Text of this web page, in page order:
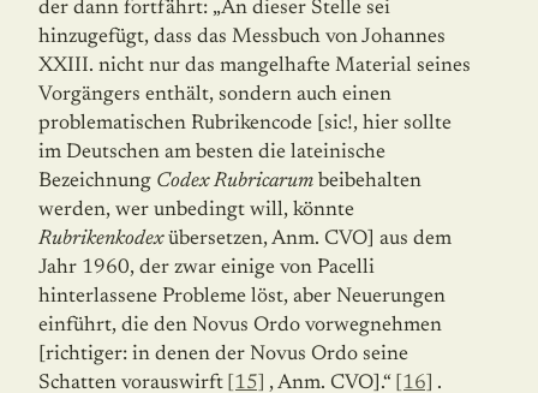
der dann fortfährt: „An dieser Stelle sei
hinzugefügt, dass das Messbuch von Johannes
XXIII. nicht nur das mangelhafte Material seines
Vorgängers enthält, sondern auch einen
problematischen Rubrikencode [sic!, hier sollte
im Deutschen am besten die lateinische
Bezeichnung Codex Rubricarum beibehalten
werden, wer unbedingt will, könnte
Rubrikenkodexübersetzen, Anm. CVO] aus dem
Jahr 1960, der zwar einige von Pacelli
hinterlassene Probleme löst, aber Neuerungen
einführt, die den Novus Ordo vorwegnehmen
[richtiger: in denen der Novus Ordo seine
Schatten vorauswirft [15] , Anm. CVO].“ [16] .